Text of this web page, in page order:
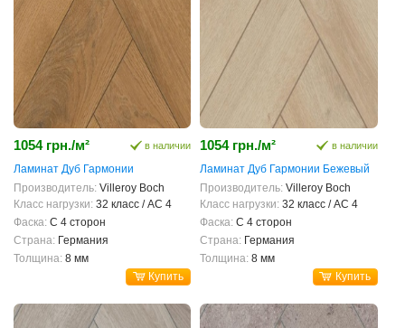
1054 грн./м² в наличии
Ламинат Дуб Гармонии
Производитель: Villeroy Boch
Класс нагрузки: 32 класс / AC 4
Фаска: С 4 сторон
Страна: Германия
Толщина: 8 мм
Купить
1054 грн./м² в наличии
Ламинат Дуб Гармонии Бежевый
Производитель: Villeroy Boch
Класс нагрузки: 32 класс / AC 4
Фаска: С 4 сторон
Страна: Германия
Толщина: 8 мм
Купить